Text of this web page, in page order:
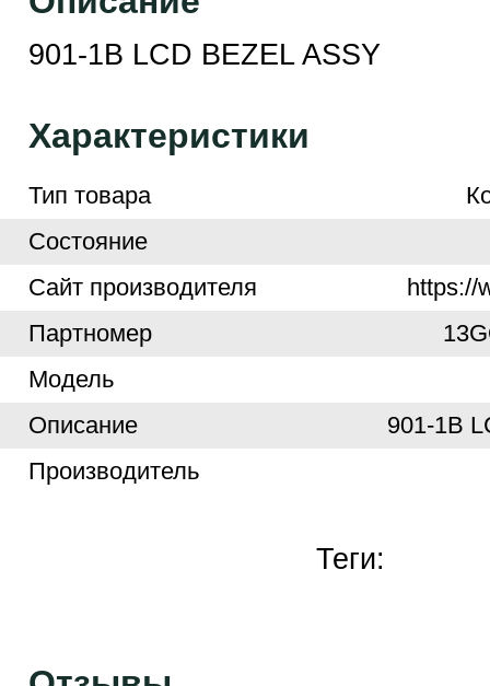
901-1B LCD BEZEL ASSY
Характеристики
Тип товара
Cостояние
Cайт производителя
https://
Партномер
Модель
Описание
901-1B
Производитель
Теги: